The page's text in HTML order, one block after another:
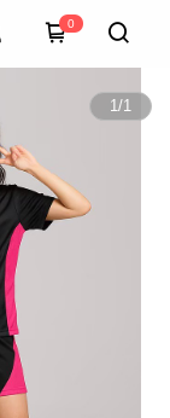
0
1/1